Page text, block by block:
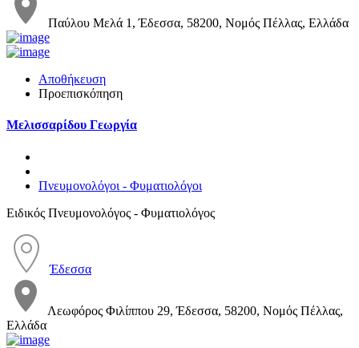
Παύλου Μελά 1, Έδεσσα, 58200, Νομός Πέλλας, Ελλάδα
Αποθήκευση
Προεπισκόπηση
Μελισσαρίδου Γεωργία
Πνευμονολόγοι - Φυματιολόγοι
Ειδικός Πνευμονολόγος - Φυματιολόγος
Έδεσσα
Λεωφόρος Φιλίππου 29, Έδεσσα, 58200, Νομός Πέλλας,
Ελλάδα